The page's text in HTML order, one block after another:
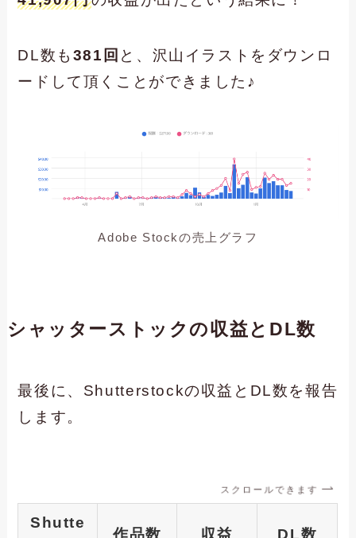
DL数も 381回 と、沢山イラストをダウンロ
ードして頂くことができました♪
Adobe Stockの売上グラフ
シャッターストックの収益とDL数
最後に、Shutterstockの収益とDL数を報告
します。
スクロールできます
Shutte
作品数 収益 DL数